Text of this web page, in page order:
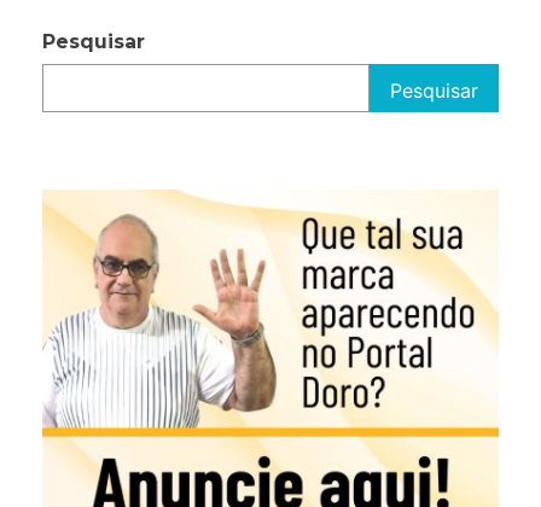
Pesquisar
Pesquisar